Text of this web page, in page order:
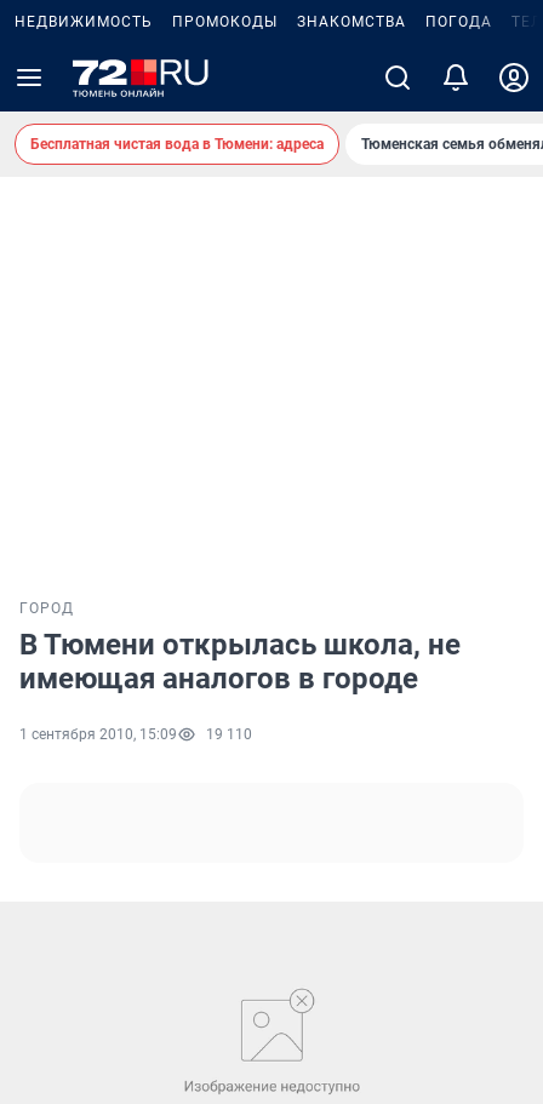
НЕДВИЖИМОСТЬ ПРОМОКОДЫ ЗНАКОМСТВА ПОГОДА
Бесплатная чистая вода в Тюмени: адреса Тюменская семья
ГОРОД
В Тюмени открылась школа, не
имеющая аналогов в городе
1 сентября 2010, 15:09 19 110